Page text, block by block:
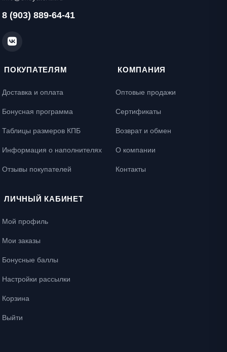
8 (903) 889-64-41
ПОКУПАТЕЛЯМ
Доставка и оплата
Бонусная программа
Таблицы размеров КПБ
Информация о наполнителях
Отзывы покупателей
КОМПАНИЯ
Оптовые продажи
Сертификаты
Возврат и обмен
О компании
Контакты
ЛИЧНЫЙ КАБИНЕТ
Мой профиль
Мои заказы
Бонусные баллы
Настройки рассылки
Корзина
Выйти